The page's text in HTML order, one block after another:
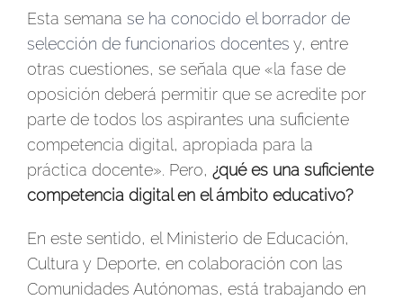
Esta semana se ha conocido el borrador de
selección de funcionarios docentes y, entre
otras cuestiones, se señala que «la fase de
oposición deberá permitir que se acredite por
parte de todos los aspirantes una suficiente
competencia digital, apropiada para la
práctica docente». Pero, ¿qué es una suficiente
competencia digital en el ámbito educativo?
En este sentido, el Ministerio de Educación,
Cultura y Deporte, en colaboración con las
Comunidades Autónomas, está trabajando en